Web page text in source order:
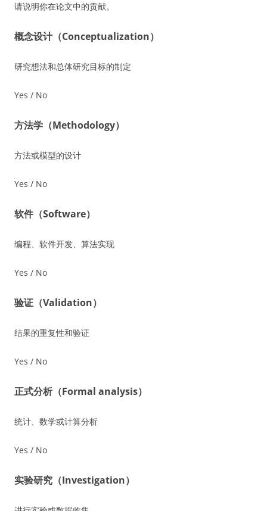
请说明你在论文中的贡献。
概念设计（Conceptualization）
研究想法和总体研究目标的制定
Yes / No
方法学（Methodology）
方法或模型的设计
Yes / No
软件（Software）
编程、软件开发、算法实现
Yes / No
验证（Validation）
结果的重复性和验证
Yes / No
正式分析（Formal analysis）
统计、数学或计算分析
Yes / No
实验研究（Investigation）